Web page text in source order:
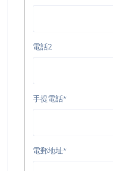
電話2
手提電話*
電郵地址*